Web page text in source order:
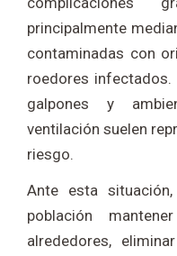
principalmente
contaminadas con
roedores infectados.
galpones y
ventilación suelen
riesgo.
Ante esta
población
alrededores,